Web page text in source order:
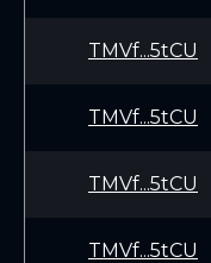
TMVf...5tCU
TMVf...5tCU
TMVf...5tCU
TMVf...5tCU